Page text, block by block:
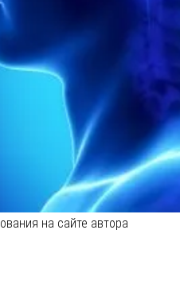
на сайте автора